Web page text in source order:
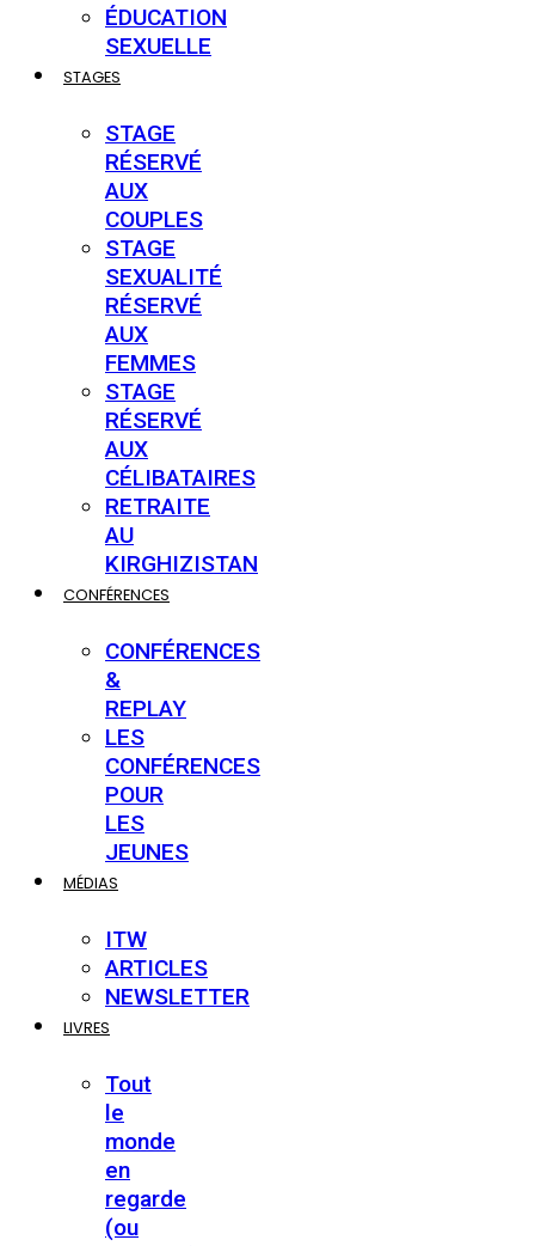
ÉDUCATION
SEXUELLE
STAGES
STAGE
RÉSERVÉ
AUX
COUPLES
STAGE
SEXUALITÉ
RÉSERVÉ
AUX
FEMMES
STAGE
RÉSERVÉ
AUX
CÉLIBATAIRES
RETRAITE
AU
KIRGHIZISTAN
CONFÉRENCES
CONFÉRENCES
&
REPLAY
LES
CONFÉRENCES
POUR
LES
JEUNES
MÉDIAS
ITW
ARTICLES
NEWSLETTER
LIVRES
Tout
le
monde
en
regarde
(ou